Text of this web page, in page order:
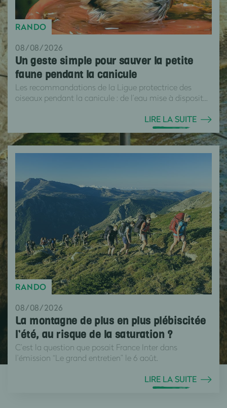
RANDO
08/08/2026
Un geste simple pour sauver la petite
faune pendant la canicule
Les recommandations de la Ligue protectrice des
oiseaux pendant la canicule : de l’eau mise à disposit...
LIRE LA SUITE
RANDO
08/08/2026
La montagne de plus en plus plébiscitée
l’été, au risque de la saturation ?
C’est la question que posait France Inter dans
l’émission “Le grand entretien” le 6 août.
LIRE LA SUITE